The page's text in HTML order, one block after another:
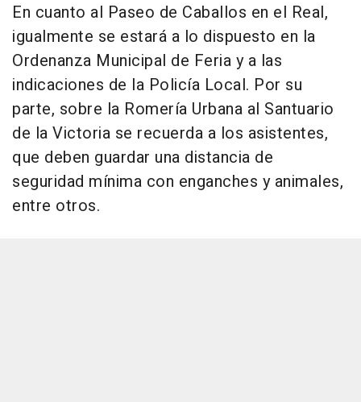
En cuanto al Paseo de Caballos en el Real,
igualmente se estará a lo dispuesto en la
Ordenanza Municipal de Feria y a las
indicaciones de la Policía Local. Por su
parte, sobre la Romería Urbana al Santuario
de la Victoria se recuerda a los asistentes,
que deben guardar una distancia de
seguridad mínima con enganches y animales,
entre otros.